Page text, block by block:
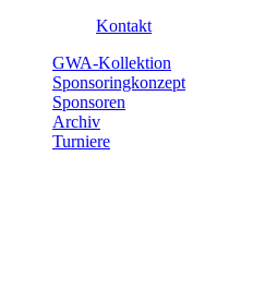
Kontakt
GWA-Kollektion
Sponsoringkonzept
Sponsoren
Archiv
Turniere